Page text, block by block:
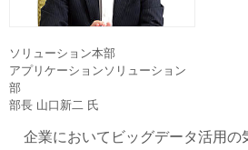
ソリューション本部
アプリケーションソリューション
部
部長 山口新二 氏
企業においてビッグデータ活用の